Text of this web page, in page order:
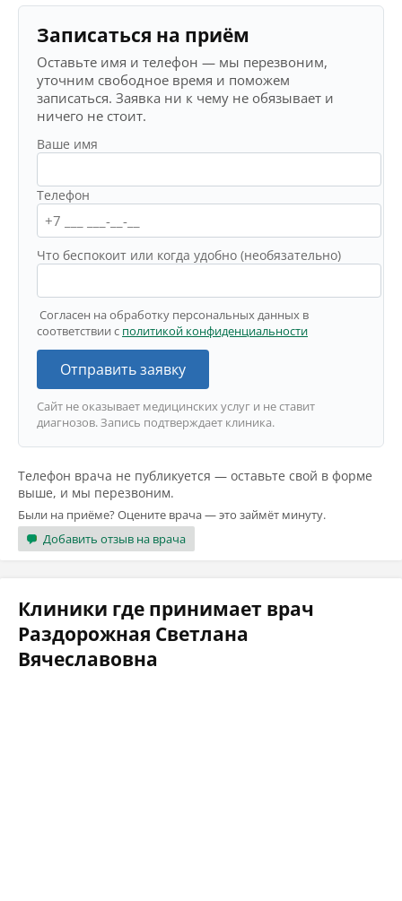
Записаться на приём
Оставьте имя и телефон — мы перезвоним,
уточним свободное время и поможем
записаться. Заявка ни к чему не обязывает и
ничего не стоит.
Ваше имя
Телефон
Что беспокоит или когда удобно (необязательно)
Согласен на обработку персональных данных в
соответствии с политикой конфиденциальности
Отправить заявку
Сайт не оказывает медицинских услуг и не ставит
диагнозов. Запись подтверждает клиника.
Телефон врача не публикуется — оставьте свой в форме
выше, и мы перезвоним.
Были на приёме? Оцените врача — это займёт минуту.
Добавить отзыв на врача
Клиники где принимает врач
Раздорожная Светлана
Вячеславовна